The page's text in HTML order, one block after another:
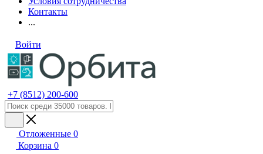
Контакты
...
Войти
+7 (8512) 200-600
Отложенные 0
Корзина 0